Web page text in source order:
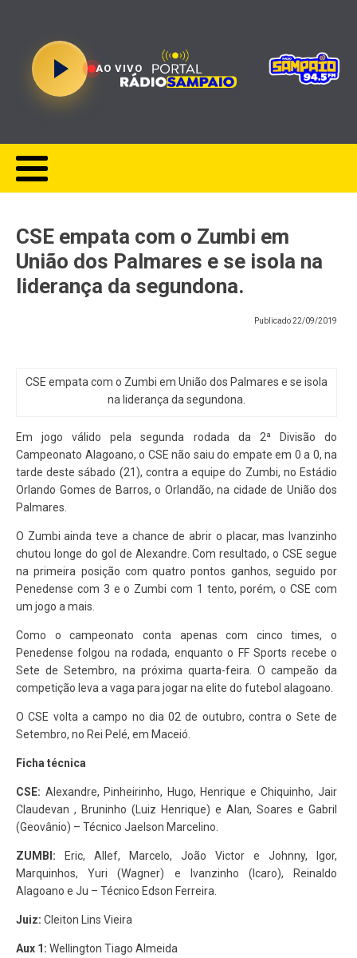
AO VIVO
CSE empata com o Zumbi em
União dos Palmares e se isola na
liderança da segundona.
Publicado22/09/2019
CSE empata com o Zumbi em União dos Palmares e se isola
na liderança da segundona.
Em jogo válido pela segunda rodada da 2ª Divisão do
Campeonato Alagoano, o CSE não saiu do empate em 0 a 0, na
tarde deste sábado (21), contra a equipe do Zumbi, no Estádio
Orlando Gomes de Barros, o Orlandão, na cidade de União dos
Palmares.
O Zumbi ainda teve a chance de abrir o placar, mas Ivanzinho
chutou longe do gol de Alexandre. Com resultado, o CSE segue
na primeira posição com quatro pontos ganhos, seguido por
Penedense com 3 e o Zumbi com 1 tento, porém, o CSE com
um jogo a mais.
Como o campeonato conta apenas com cinco times, o
Penedense folgou na rodada, enquanto o FF Sports recebe o
Sete de Setembro, na próxima quarta-feira. O campeão da
competição leva a vaga para jogar na elite do futebol alagoano.
O CSE volta a campo no dia 02 de outubro, contra o Sete de
Setembro, no Rei Pelé, em Maceió.
Ficha técnica
CSE: Alexandre, Pinheirinho, Hugo, Henrique e Chiquinho, Jair
Claudevan , Bruninho (Luiz Henrique) e Alan, Soares e Gabril
(Geovânio) – Técnico Jaelson Marcelino.
ZUMBI:
Eric, Allef, Marcelo, João Victor e Johnny, Igor,
Marquinhos, Yuri (Wagner) e Ivanzinho (Icaro), Reinaldo
Alagoano e Ju – Técnico Edson Ferreira.
Juiz: Cleiton Lins Vieira
Aux 1: Wellington Tiago Almeida